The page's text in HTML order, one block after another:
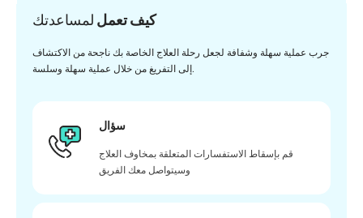
كيف تعمل لمساعدتك
جرب عملية سهلة وشفافة لجعل رحلة العلاج الخاصة بك ناجحة من الاكتشاف
إلى التفريغ من خلال عملية سهلة وسلسة.
سؤال
قم بإسقاط الاستفسارات المتعلقة بمخاوف العلاج
وسيتواصل معك الفريق